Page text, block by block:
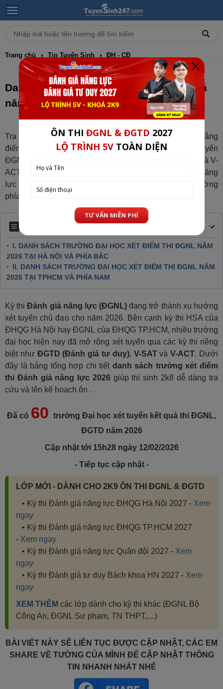
Trang chủ Tin Tuyển Sinh ĐH - CĐ
Danh sách trường xét điểm thi Đánh giá
năng lực 2026
Tra cứu ngay danh sách trường Đại học xét tuyển bằng
điểm ĐGNL 2026. Tổng hợp đầy đủ các trường xét tuyển
ĐGNL Hà Nội, đáng giá năng lực HCM, ĐGTD, V-SAT và V-
ACT. Xem chi tiết danh sách trường xét tuyển đánh giá năng
lực 2026 và phương án xét tuyển chi tiết của từng trường
phía dưới.
I. DANH SÁCH TRƯỜNG ĐẠI HỌC XÉT ĐIỂM THI ĐGNL NĂM
2026 TẠI HÀ NỘI VÀ PHÍA BẮC
II. DANH SÁCH TRƯỜNG ĐẠI HỌC XÉT ĐIỂM THI ĐGNL NĂM
2026 TẠI TPHCM VÀ PHÍA NAM
Kỳ thiĐánh giá năng lực (ĐGNL) đang trở thành xu hướng
xét tuyển chủ đạo cho năm 2026. Bên cạnh kỳ thi HSA của
ĐHQG Hà Nội hay ĐGNL của ĐHQG TP.HCM, nhiều trường
đại học hiện nay đã mở rộng xét tuyển qua các kỳ thi riêng
biệt như ĐGTD (Đánh giá tư duy), V-SATvàV-ACT. Dưới
đây là bảng tổng hợp chi tiết danh sách trường xét điểm
thi Đánh giá năng lực 2026giúp thí sinh 2k8 dễ dàng tra
cứu và lên kế hoạch ôn .
Đã có 60 trường Đại học xét tuyển kết quả thi ĐGNL,
ĐGTD năm 2026
Cập nhật tới 15h28ngày 12/02/2026
- Tiếp tục cập nhật -
LỚP MỚI - DÀNH CHO 2K9 ÔN THI ĐGNL & ĐGTD
• Kỳ thi Đánh giá năng lực ĐHQG Hà Nội 2027 - Xem
ngay
• Kỳ thi Đánh giá năng lực ĐHQG TP.HCM 2027
- Xem ngay
• Kỳ thi Đánh giá năng lực Quân đội 2027 - Xem
ngay
• Kỳ thi Đánh giá tư duy Bách khoa HN 2027 - Xem
ngay
XEM THÊM các lớp dành cho kỳ thi khác (ĐGNL Bộ
Công An, ĐGNL Sư phạm, TN THPT,....)
BÀI VIẾT NÀY SẼ LIÊN TỤC ĐƯỢC CẬP NHẬT, CÁC EM
SHARE VỀ TƯỜNG CỦA MÌNH ĐỂ CẬP NHẬT THÔNG
TIN NHANH NHẤT NHÉ